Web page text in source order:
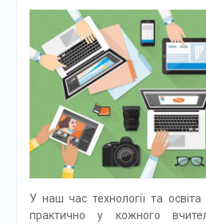
У наш час технології та освіта
практично у кожного